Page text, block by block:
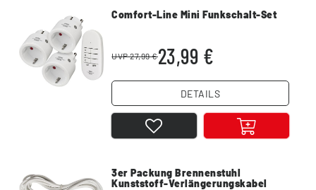
Comfort-Line Mini Funkschalt-Set
UVP 27,99 €23,99 €
DETAILS
3er Packung Brennenstuhl
Kunststoff-Verlängerungskabel